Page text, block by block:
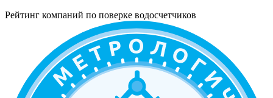
Рейтинг компаний по поверке водосчетчиков